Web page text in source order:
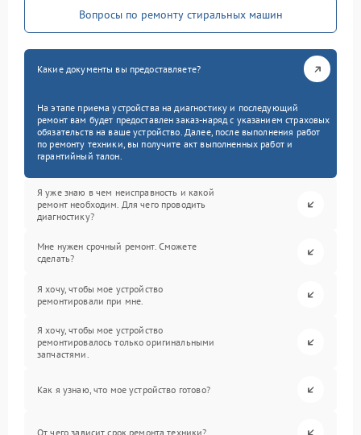
Вопросы по ремонту стиральных машин
Какие документы вы предоставляете?
На этапе приема устройства на диагностику и последующий
ремонт вам будет предоставлен заказ-наряд с указанием страховых
обязательств на ваше устройство. Далее, после выполнения работ
по ремонту техники, вы получите акт выполненных работ и
гарантийный талон.
Я уже знаю в чем неисправность и какой
ремонт необходим. Для чего проводить
диагностику?
Мне нужен срочный ремонт. Сможете
сделать?
Я хочу, чтобы мое устройство
ремонтировали при мне.
Я хочу, чтобы мое устройство
ремонтировалось только оригинальными
запчастями.
Как я узнаю, что мое устройство готово?
От чего зависит срок ремонта техники?